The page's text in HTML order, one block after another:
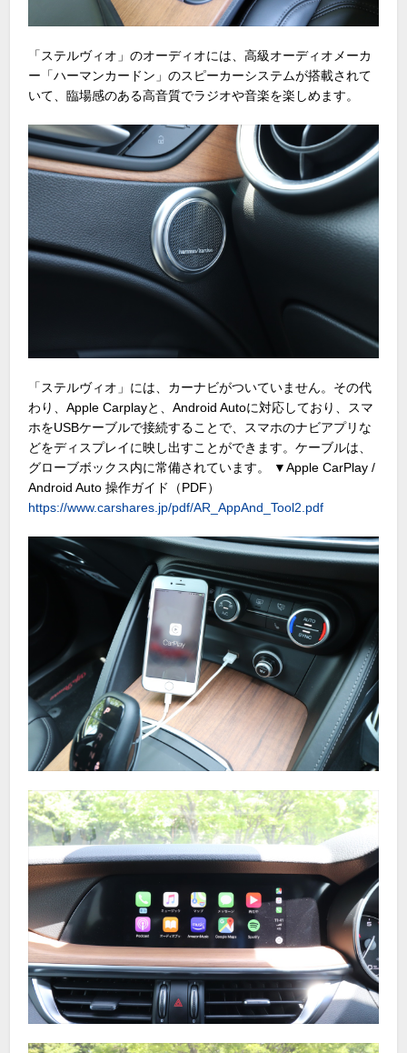
「ステルヴィオ」のオーディオには、高級オーディオメーカ
ー「ハーマンカードン」のスピーカーシステムが搭載されて
いて、臨場感のある高音質でラジオや音楽を楽しめます。
「ステルヴィオ」には、カーナビがついていません。その代
わり、Apple Carplayと、Android Autoに対応しており、スマ
ホをUSBケーブルで接続することで、スマホのナビアプリな
どをディスプレイに映し出すことができます。ケーブルは、
グローブボックス内に常備されています。 ▼Apple CarPlay /
Android Auto 操作ガイド（PDF）
https://www.carshares.jp/pdf/AR_AppAnd_Tool2.pdf